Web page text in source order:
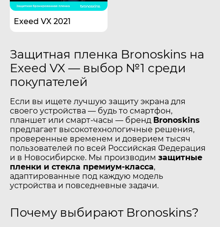
Exeed VX 2021
Защитная пленка Bronoskins на
Exeed VX — выбор №1 среди
покупателей
Если вы ищете лучшую защиту экрана для
своего устройства — будь то смартфон,
планшет или смарт-часы — бренд Bronoskins
предлагает высокотехнологичные решения,
проверенные временем и доверием тысяч
пользователей по всей Российская Федерация
и в Новосибирске. Мы производим защитные
пленки и стекла премиум-класса,
адаптированные под каждую модель
устройства и повседневные задачи.
Почему выбирают Bronoskins?